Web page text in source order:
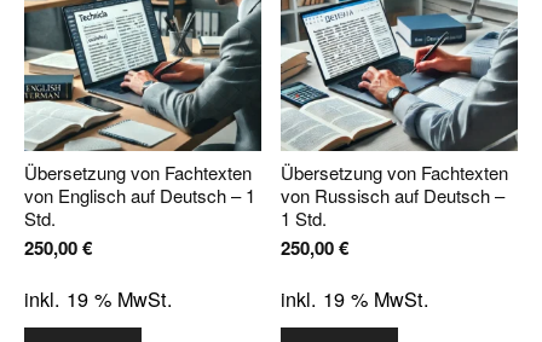
Übersetzung von Fachtexten
von Englisch auf Deutsch – 1
Std.
250,00€
inkl. 19 % MwSt.
Übersetzung von Fachtexten
von Russisch auf Deutsch –
1 Std.
250,00€
inkl. 19 % MwSt.